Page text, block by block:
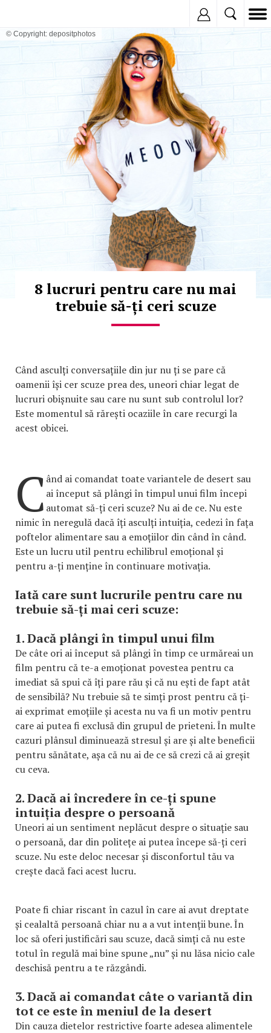
© Copyright: depositphotos
8 lucruri pentru care nu mai
trebuie să-ți ceri scuze
Când asculți conversațiile din jur nu ți se pare că
oamenii își cer scuze prea des, uneori chiar legat de
lucruri obișnuite sau care nu sunt sub controlul lor?
Este momentul să rărești ocaziile în care recurgi la
acest obicei.
C ând ai comandat toate variantele de desert sau
ai început să plângi în timpul unui film începi
automat să-ți ceri scuze? Nu ai de ce. Nu este
nimic în neregulă dacă îți asculți intuiția, cedezi în fața
poftelor alimentare sau a emoțiilor din când în când.
Este un lucru util pentru echilibrul emoțional și
pentru a-ți menține în continuare motivația.
Iată care sunt lucrurile pentru care nu
trebuie să-ți mai ceri scuze:
1. Dacă plângi în timpul unui film
De câte ori ai început să plângi în timp ce urmăreai un
film pentru că te-a emoționat povestea pentru ca
imediat să spui că îți pare rău și că nu ești de fapt atât
de sensibilă? Nu trebuie să te simți prost pentru că ți-
ai exprimat emoțiile și acesta nu va fi un motiv pentru
care ai putea fi exclusă din grupul de prieteni. În multe
cazuri plânsul diminuează stresul și are și alte beneficii
pentru sănătate, așa că nu ai de ce să crezi că ai greșit
cu ceva.
2. Dacă ai încredere în ce-ți spune
intuiția despre o persoană
Uneori ai un sentiment neplăcut despre o situație sau
o persoană, dar din politețe ai putea începe să-ți ceri
scuze. Nu este deloc necesar și disconfortul tău va
crește dacă faci acest lucru.
Poate fi chiar riscant în cazul în care ai avut dreptate
și cealaltă persoană chiar nu a a vut intenții bune. În
loc să oferi justificări sau scuze, dacă simți că nu este
totul în regulă mai bine spune „nu” și nu lăsa nicio cale
deschisă pentru a te răzgândi.
3. Dacă ai comandat câte o variantă din
tot ce este în meniul de la desert
Din cauza dietelor restrictive foarte adesea alimentele